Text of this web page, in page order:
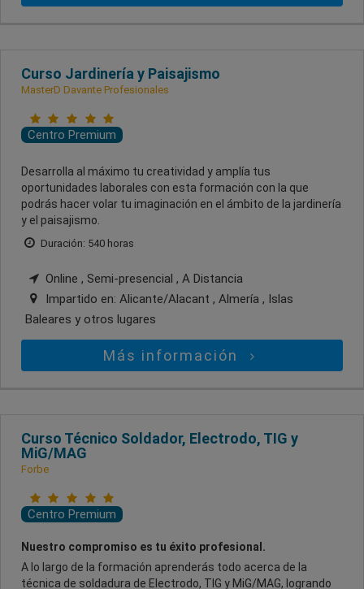
Curso Jardinería y Paisajismo
MasterD Davante Profesionales
Centro Premium
Desarrolla al máximo tu creatividad y amplía tus
oportunidades laborales con esta formación con la que
podrás hacer volar tu imaginación en el ámbito de la jardinería
y el paisajismo.
Duración: 540 horas
Online , Semi-presencial , A Distancia
Impartido en: Alicante/Alacant , Almería , Islas
Baleares y otros lugares
Más información
Curso Técnico Soldador, Electrodo, TIG y
MiG/MAG
Forbe
Centro Premium
Nuestro compromiso es tu éxito profesional.
A lo largo de la formación aprenderás todo acerca de la
técnica de soldadura de Electrodo, TIG y MiG/MAG, logrando